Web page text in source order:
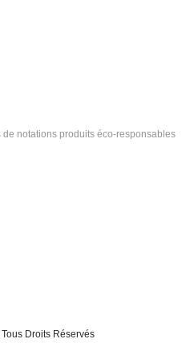
notations produits éco-responsables
Droits Réservés